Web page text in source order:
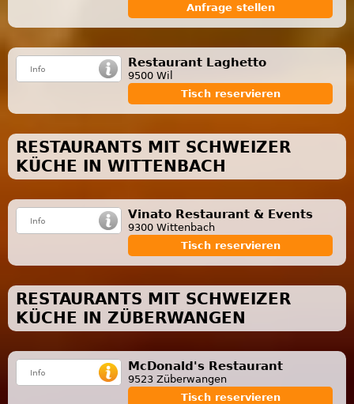
Anfrage stellen
Restaurant Laghetto
9500 Wil
Tisch reservieren
RESTAURANTS MIT SCHWEIZER
KÜCHE IN WITTENBACH
Vinato Restaurant & Events
9300 Wittenbach
Tisch reservieren
RESTAURANTS MIT SCHWEIZER
KÜCHE IN ZÜBERWANGEN
McDonald's Restaurant
9523 Züberwangen
Tisch reservieren